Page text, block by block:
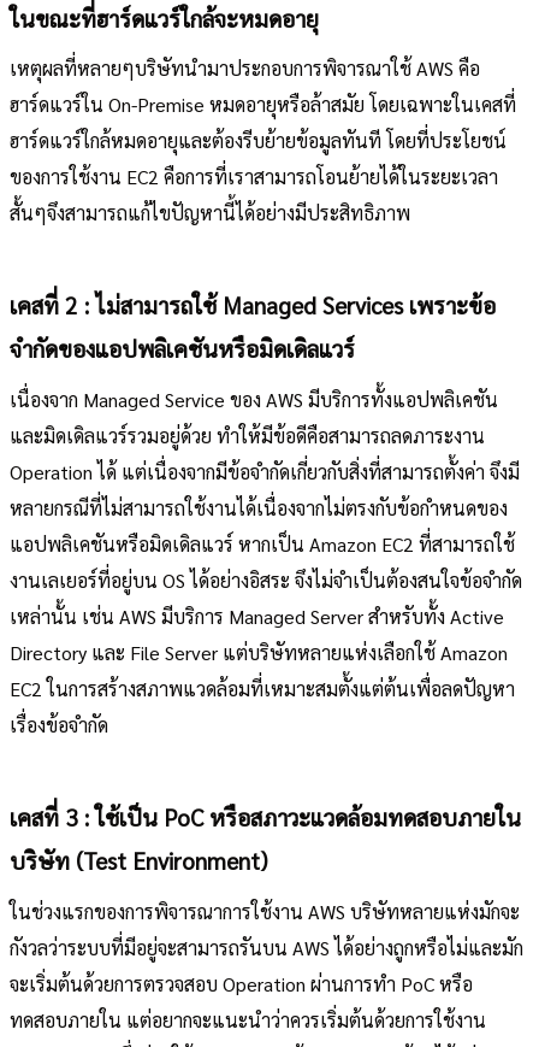
ในขณะที่ฮาร์ดแวร์ใกล้จะหมดอายุ
เหตุผลที่หลายๆบริษัทนำมาประกอบการพิจารณาใช้ AWS คือ
ฮาร์ดแวร์ใน On-Premise หมดอายุหรือล้าสมัย โดยเฉพาะในเคสที่
ฮาร์ดแวร์ใกล้หมดอายุและต้องรีบย้ายข้อมูลทันที โดยที่ประโยชน์
ของการใช้งาน EC2 คือการที่เราสามารถโอนย้ายได้ในระยะเวลา
สั้นๆจึงสามารถแก้ไขปัญหานี้ได้อย่างมีประสิทธิภาพ
เคสที่ 2 : ไม่สามารถใช้ Managed Services เพราะข้อ
จำกัดของแอปพลิเคชันหรือมิดเดิลแวร์
เนื่องจาก Managed Service ของ AWS มีบริการทั้งแอปพลิเคชัน
และมิดเดิลแวร์รวมอยู่ด้วย ทำให้มีข้อดีคือสามารถลดภาระงาน
Operation ได้ แต่เนื่องจากมีข้อจำกัดเกี่ยวกับสิ่งที่สามารถตั้งค่า จึงมี
หลายกรณีที่ไม่สามารถใช้งานได้เนื่องจากไม่ตรงกับข้อกำหนดของ
แอปพลิเคชันหรือมิดเดิลแวร์ หากเป็น Amazon EC2 ที่สามารถใช้
งานเลเยอร์ที่อยู่บน OS ได้อย่างอิสระ จึงไม่จำเป็นต้องสนใจข้อจำกัด
เหล่านั้น เช่น AWS มีบริการ Managed Server สำหรับทั้ง Active
Directory และ File Server แต่บริษัทหลายแห่งเลือกใช้ Amazon
EC2 ในการสร้างสภาพแวดล้อมที่เหมาะสมตั้งแต่ต้นเพื่อลดปัญหา
เรื่องข้อจำกัด
เคสที่ 3 : ใช้เป็น PoC หรือสภาวะแวดล้อมทดสอบภายใน
บริษัท (Test Environment)
ในช่วงแรกของการพิจารณาการใช้งาน AWS บริษัทหลายแห่งมักจะ
กังวลว่าระบบที่มีอยู่จะสามารถรันบน AWS ได้อย่างถูกหรือไม่และมัก
จะเริ่มต้นด้วยการตรวจสอบ Operation ผ่านการทำ PoC หรือ
ทดสอบภายใน แต่อยากจะแนะนำว่าควรเริ่มต้นด้วยการใช้งาน